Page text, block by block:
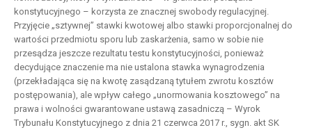
konstytucyjnego – korzysta ze znacznej swobody regulacyjnej.
Przyjęcie „sztywnej” stawki kwotowej albo stawki proporcjonalnej do
wartości przedmiotu sporu lub zaskarżenia, samo w sobie nie
przesądza jeszcze rezultatu testu konstytucyjności, ponieważ
decydujące znaczenie ma nie ustalona stawka wynagrodzenia
(przekładająca się na kwotę zasądzaną tytułem zwrotu kosztów
postępowania), ale wpływ całego „unormowania kosztowego” na
prawa i wolności gwarantowane ustawą zasadniczą – Wyrok
Trybunału Konstytucyjnego z dnia 21 czerwca 2017 r., sygn. akt SK